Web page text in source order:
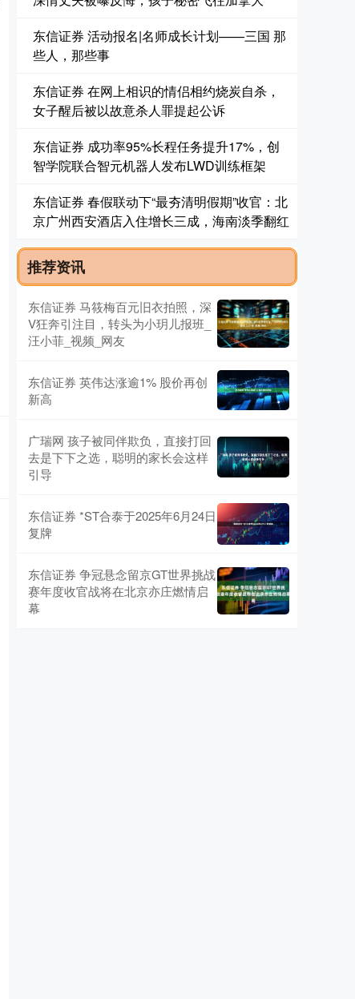
东信证券 活动报名|名师成长计划——三国 那
些人，那些事
东信证券 在网上相识的情侣相约烧炭自杀，
女子醒后被以故意杀人罪提起公诉
东信证券 成功率95%长程任务提升17%，创
智学院联合智元机器人发布LWD训练框架
东信证券 春假联动下“最夯清明假期”收官：北
京广州西安酒店入住增长三成，海南淡季翻红
推荐资讯
东信证券 马筱梅百元旧衣拍照，深
V狂奔引注目，转头为小玥儿报班_
汪小菲_视频_网友
东信证券 英伟达涨逾1% 股价再创
新高
广瑞网 孩子被同伴欺负，直接打回
去是下下之选，聪明的家长会这样
引导
东信证券 *ST合泰于2025年6月24日
复牌
东信证券 争冠悬念留京GT世界挑战
赛年度收官战将在北京亦庄燃情启
幕